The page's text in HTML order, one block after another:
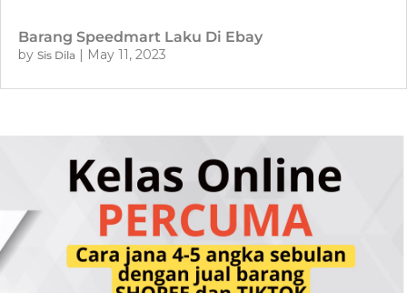
Barang Speedmart Laku Di Ebay
by Sis Dila | May 11, 2023